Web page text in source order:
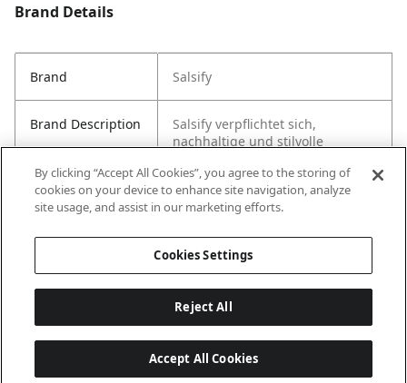
Brand Details
Brand Salsify
Brand Description
Salsify verpflichtet sich,
nachhaltige und stilvolle
Gebrauch zu erstellen.
By clicking “Accept All Cookies”, you agree to the storing of
cookies on your device to enhance site navigation, analyze
site usage, and assist in our marketing efforts.
Cookies Settings
Reject All
Accept All Cookies